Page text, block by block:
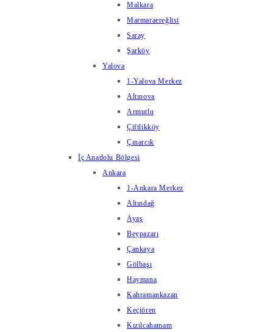
Malkara
Marmaraereğlisi
Saray
Şarköy
Yalova
1-Yalova Merkez
Altınova
Armutlu
Çiftlikköy
Çınarcık
İç Anadolu Bölgesi
Ankara
1-Ankara Merkez
Altındağ
Ayaş
Beypazarı
Çankaya
Gölbaşı
Haymana
Kahramankazan
Keçiören
Kızılcahamam